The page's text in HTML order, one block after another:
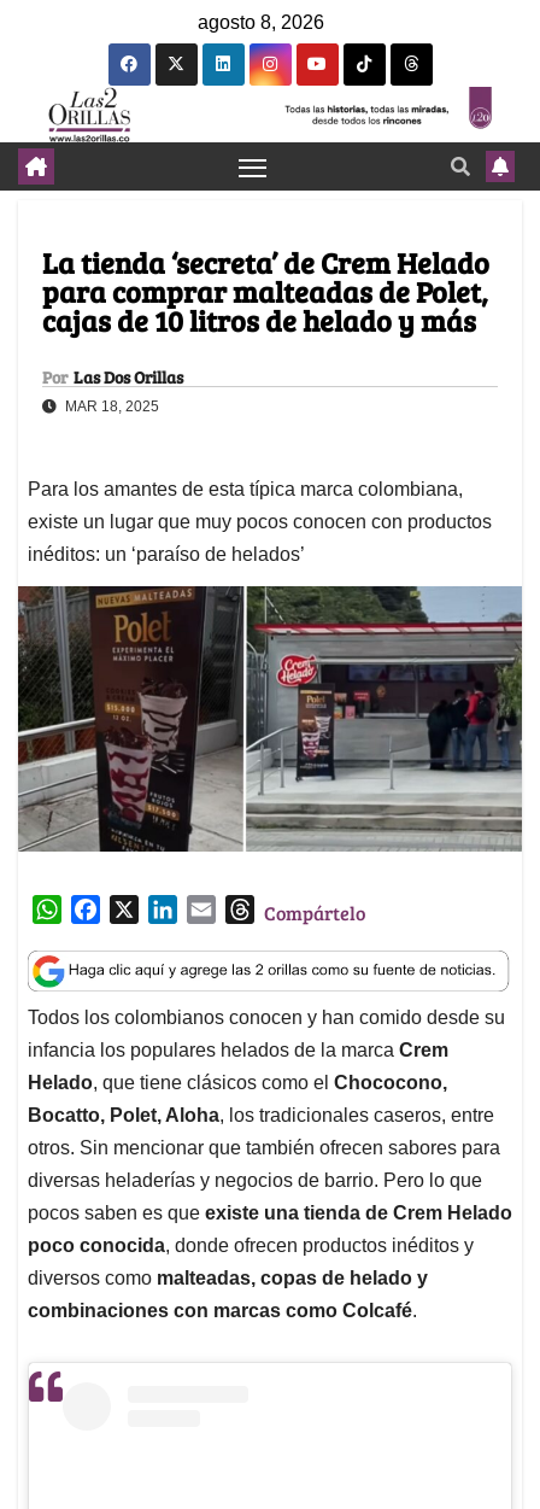
agosto 8, 2026
La tienda ‘secreta’ de Crem Helado
para comprar malteadas de Polet,
cajas de 10 litros de helado y más
Por Las Dos Orillas
MAR 18, 2025
Para los amantes de esta típica marca colombiana,
existe un lugar que muy pocos conocen con productos
inéditos: un ‘paraíso de helados’
W
a
t
s
A
p
p
c
e
b
o
o
n
k
e
d
I
n
a
i
l
T
r
e
a
d
s
Compártelo
Todos los colombianos conocen y han comido desde su
infancia los populares helados de la marca Crem
Helado, que tiene clásicos como el Chococono,
Bocatto, Polet, Aloha, los tradicionales caseros, entre
otros. Sin mencionar que también ofrecen sabores para
diversas heladerías y negocios de barrio. Pero lo que
pocos saben es que existe una tienda de Crem Helado
poco conocida, donde ofrecen productos inéditos y
diversos como malteadas, copas de helado y
combinaciones con marcas como Colcafé.